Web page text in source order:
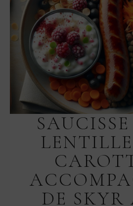
DE SKYR
FRUITS